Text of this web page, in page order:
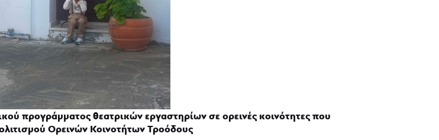
προγράμματος θεατρικών εργαστηρίων σε ορεινές κοινότητες που
Ορεινών Κοινοτήτων Τροόδους